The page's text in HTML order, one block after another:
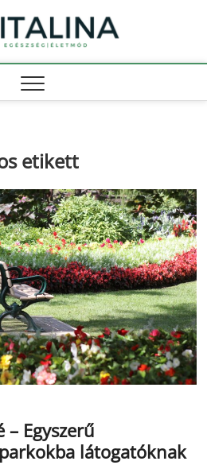
etikett
Egyszerű
látogatóknak